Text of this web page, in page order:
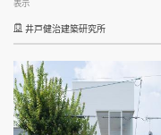
表示
井戸健治建築研究所